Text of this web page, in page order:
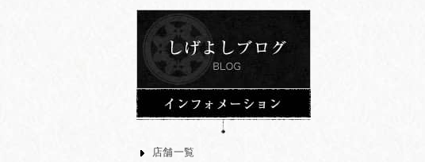
店舗一覧